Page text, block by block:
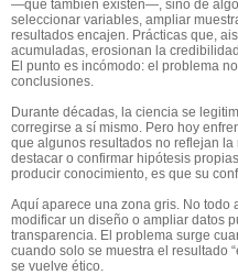
—que también existen—, sino de
seleccionar variables, ampliar
resultados encajen. Prácticas que,
acumuladas, erosionan la
El punto es incómodo: el problema
conclusiones.
Durante décadas, la ciencia se
corregirse a sí mismo. Pero hoy
que algunos resultados no reflejan
destacar o confirmar hipótesis
producir conocimiento, es que su
Aquí aparece una zona gris. No todo
modificar un diseño o ampliar datos
transparencia. El problema surge
cuando solo se muestra el resultado
se vuelve ético.